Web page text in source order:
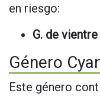
en riesgo:
G. de
Género
Este género